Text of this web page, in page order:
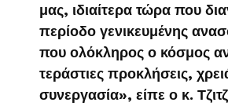
μας, ιδιαίτερα τώρα που
περίοδο γενικευμένης
που ολόκληρος ο κόσμος
τεράστιες προκλήσεις,
συνεργασία», είπε ο κ.